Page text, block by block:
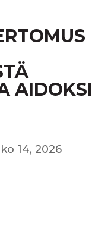
AIDOKSI
14, 2026